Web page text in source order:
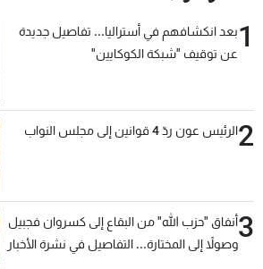
1بعد انكشافهم في أستراليا... تفاصيل جديدة
عن توقيف "شبكة الكوكايين"
2الرئيس عون ردّ 4 قوانين إلى مجلس النواب
3أنفاق "حزب الله" من البقاع إلى كسروان فجبيل
وصولاً إلى المختارة... التفاصيل في نشرة الأخبار